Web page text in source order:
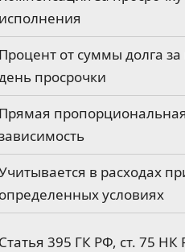
исполнения
Процент от суммы долга
просрочки
Прямая пропорциональная
в расходах
определенных условиях
Статья 395 ГК РФ, ст. 75 НК